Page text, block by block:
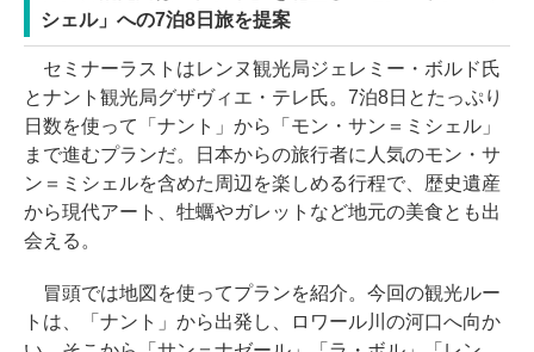
シェル」への7泊8日旅を提案
セミナーラストはレンヌ観光局ジェレミー・ボルド氏
とナント観光局グザヴィエ・テレ氏。7泊8日とたっぷり
日数を使って「ナント」から「モン・サン＝ミシェル」
まで進むプランだ。日本からの旅行者に人気のモン・サ
ン＝ミシェルを含めた周辺を楽しめる行程で、歴史遺産
から現代アート、牡蠣やガレットなど地元の美食とも出
会える。
冒頭では地図を使ってプランを紹介。今回の観光ルー
トは、「ナント」から出発し、ロワール川の河口へ向か